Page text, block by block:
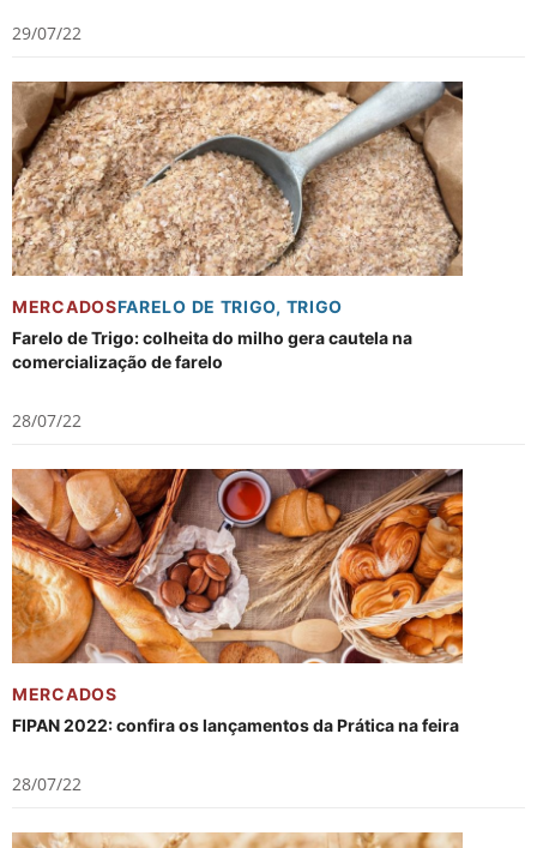
29/07/22
MERCADOSFARELO DE TRIGO, TRIGO
Farelo de Trigo: colheita do milho gera cautela na
comercialização de farelo
28/07/22
MERCADOS
FIPAN 2022: confira os lançamentos da Prática na feira
28/07/22